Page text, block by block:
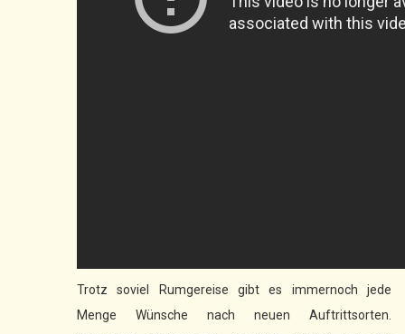
Trotz soviel Rumgereise gibt es immernoch jede
Menge Wünsche nach neuen Auftrittsorten.